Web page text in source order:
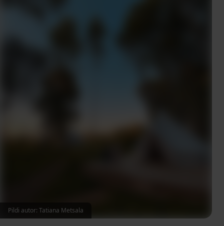
Pildi autor: Tatiana Metsala